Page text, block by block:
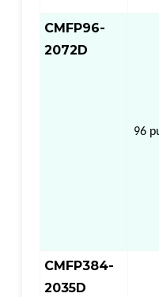
CMFP96-
2072D
96
CMFP384-
2035D